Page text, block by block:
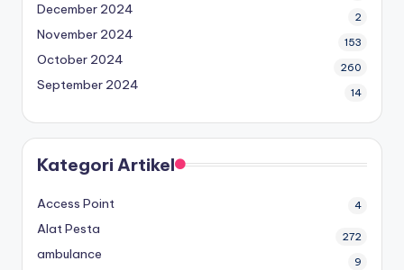
December 2024 2
November 2024 153
October 2024 260
September 2024 14
Kategori Artikel
Access Point 4
Alat Pesta 272
ambulance 9